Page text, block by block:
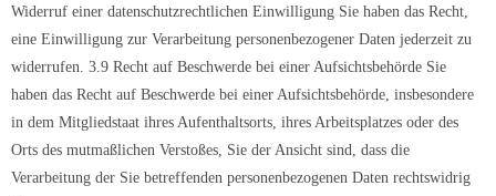
Widerruf einer datenschutzrechtlichen Einwilligung Sie haben das Recht,
eine Einwilligung zur Verarbeitung personenbezogener Daten jederzeit zu
widerrufen. 3.9 Recht auf Beschwerde bei einer Aufsichtsbehörde Sie
haben das Recht auf Beschwerde bei einer Aufsichtsbehörde, insbesondere
in dem Mitgliedstaat ihres Aufenthaltsorts, ihres Arbeitsplatzes oder des
Orts des mutmaßlichen Verstoßes, Sie der Ansicht sind, dass die
Verarbeitung der Sie betreffenden personenbezogenen Daten rechtswidrig